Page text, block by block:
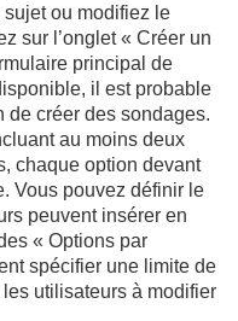
ou modifiez le
sur l’onglet « Créer un
principal de
il est probable
de créer des sondages.
au moins deux
chaque option devant
Vous pouvez définir le
peuvent insérer en
« Options par
spécifier une limite de
utilisateurs à modifier